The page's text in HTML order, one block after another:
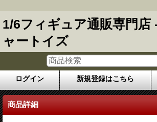
1/6フィギュア通販専門店
ャートイズ
ログイン 新規登録はこちら
商品詳細